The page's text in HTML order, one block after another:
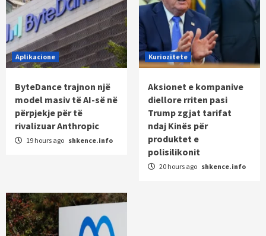
Aplikacione
ByteDance trajnon një
model masiv të AI-së në
përpjekje për të
rivalizuar Anthropic
19 hours ago shkence.info
Kuriozitete
Aksionet e kompanive
diellore rriten pasi
Trump zgjat tarifat
ndaj Kinës për
produktet e
polisilikonit
20 hours ago shkence.info